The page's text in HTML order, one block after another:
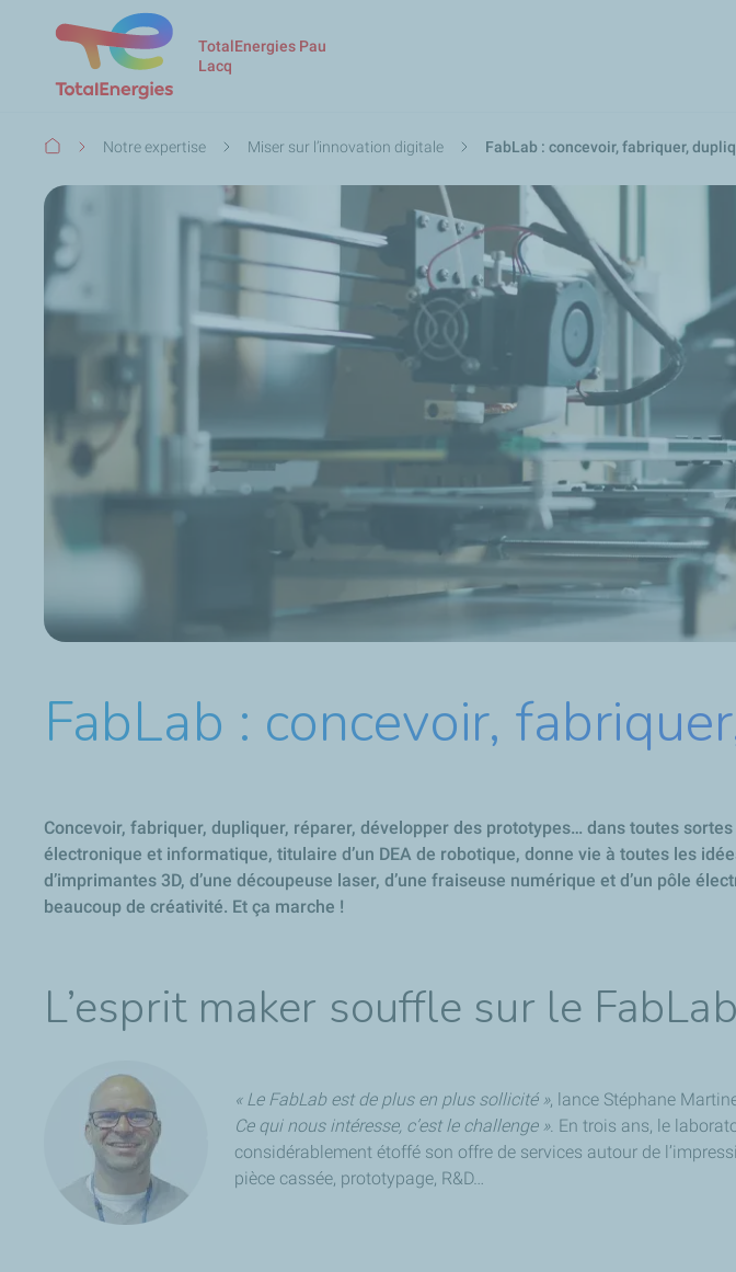
TotalEnergies Pau
Lacq
Fil
Notre expertise Miser sur l’innovation digitale FabLab : concevoir, fabriquer,
FabLab : concevoir,
Concevoir, fabriquer, dupliquer, réparer, développer des prototypes… dans toutes
électronique et informatique, titulaire d’un DEA de robotique, donne vie à toutes les
d’imprimantes 3D, d’une découpeuse laser, d’une fraiseuse numérique et d’un pôle
beaucoup de créativité. Et ça marche !
L’esprit maker souffle sur le
« Le FabLab est de plus en plus sollicité », lance Stéphane
Ce qui nous intéresse, c’est le challenge ». En trois ans, le
considérablement étoffé son offre de services autour de
pièce cassée, prototypage, R&D…